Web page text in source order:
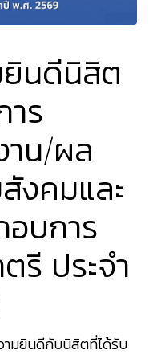
นดีนิสิต
าร
าน/ผล
งคมและ
อบการ
ประจำ
มยินดีกับนิสิตที่ได้รับ